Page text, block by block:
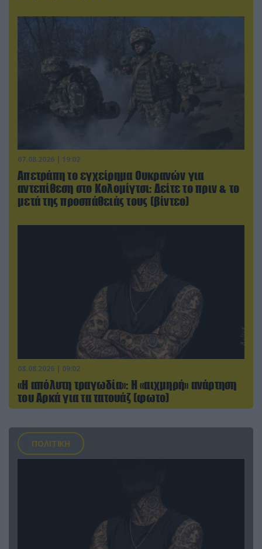
07.08.2026 | 19:02
Απετράπη το εγχείρημα Ουκρανών για
αντεπίθεση στο Κολομίγτσι: Δείτε το πριν & το
μετά της προσπάθειάς τους (βίντεο)
08.08.2026 | 09:02
«Η απόλυτη τραγωδία»: Η «αιχμηρή» ανάρτηση
του Αρκά για τα τατουάζ (φωτο)
ΠΟΛΙΤΙΚΗ